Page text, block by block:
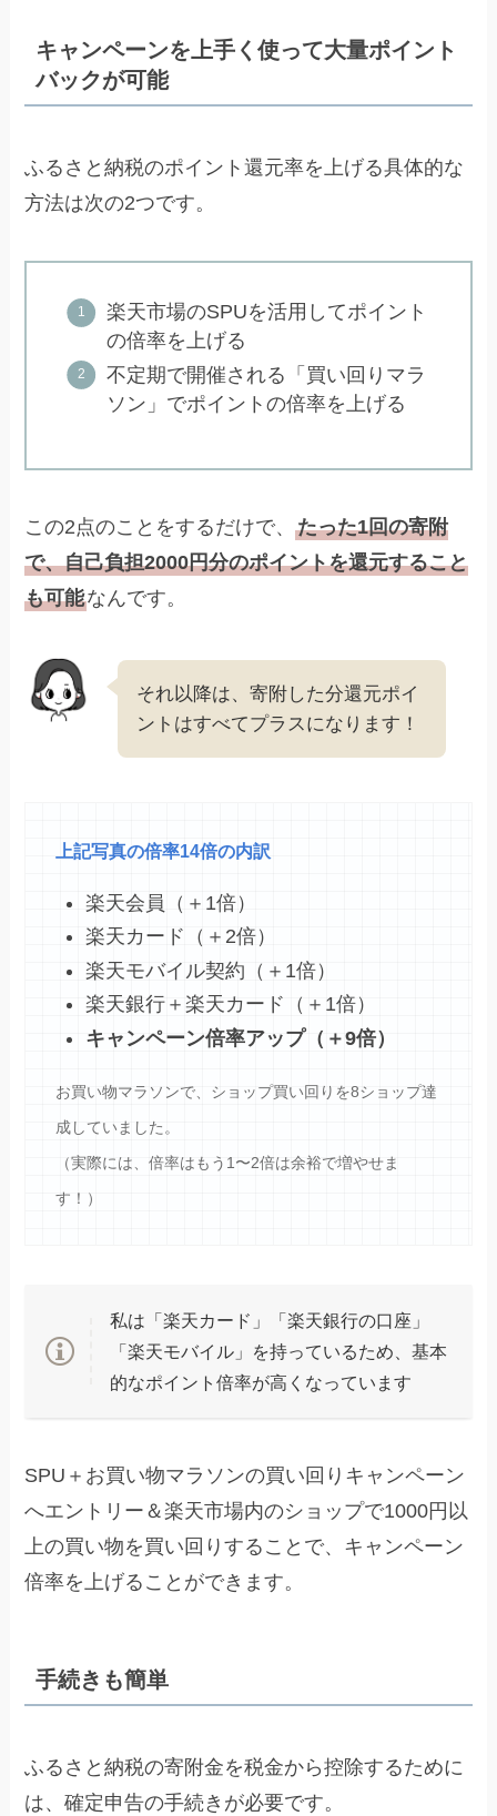
キャンペーンを上手く使って大量ポイント
バックが可能
ふるさと納税のポイント還元率を上げる具体的な
方法は次の2つです。
楽天市場のSPUを活用してポイント
の倍率を上げる
不定期で開催される「買い回りマラ
ソン」でポイントの倍率を上げる
この2点のことをするだけで、たった1回の寄附
で、自己負担2000円分のポイントを還元すること
も可能なんです。
それ以降は、寄附した分還元ポイ
ントはすべてプラスになります！
上記写真の倍率14倍の内訳
楽天会員（＋1倍）
楽天カード（＋2倍）
楽天モバイル契約（＋1倍）
楽天銀行＋楽天カード（＋1倍）
キャンペーン倍率アップ（＋9倍）
お買い物マラソンで、ショップ買い回りを8ショップ達
成していました。
（実際には、倍率はもう1〜2倍は余裕で増やせま
す！）
私は「楽天カード」「楽天銀行の口座」
「楽天モバイル」を持っているため、基本
的なポイント倍率が高くなっています
SPU＋お買い物マラソンの買い回りキャンペーン
へエントリー＆楽天市場内のショップで1000円以
上の買い物を買い回りすることで、キャンペーン
倍率を上げることができます。
手続きも簡単
ふるさと納税の寄附金を税金から控除するために
は、確定申告の手続きが必要です。